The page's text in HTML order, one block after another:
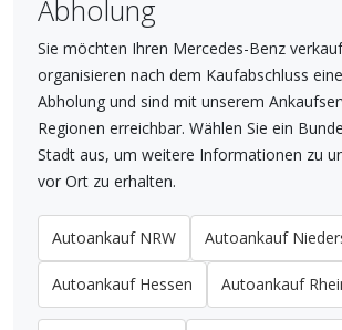
Abholung
Sie möchten Ihren Mercedes-Benz
organisieren nach dem Kaufabschluss
Abholung und sind mit unserem
Regionen erreichbar. Wählen Sie ein
Stadt aus, um weitere Informationen zu
vor Ort zu erhalten.
Autoankauf NRW Autoankauf
Autoankauf Hessen Autoankauf